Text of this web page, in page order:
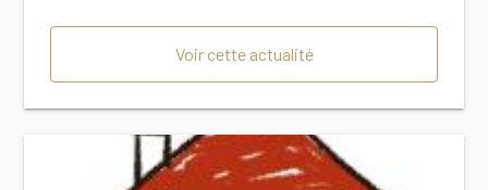
Voir cette actualité